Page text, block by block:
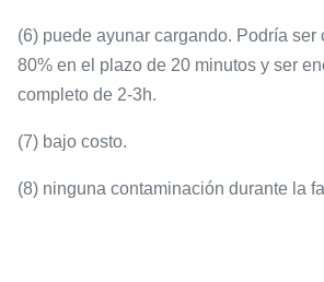
(6) puede ayunar cargando. Podría ser
80% en el plazo de 20 minutos y ser
completo de 2-3h.
(7) bajo costo.
(8) ninguna contaminación durante la